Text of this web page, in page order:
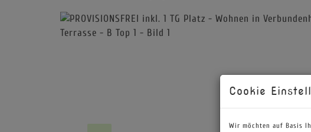
Cookie
Wir möchten auf Basis